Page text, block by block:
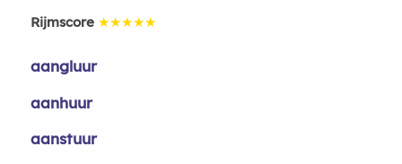
Rijmscore ★★★★★
aangluur
aanhuur
aanstuur